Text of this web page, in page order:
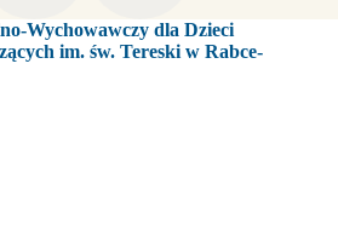
Wychowawczy dla Dzieci
im. św. Tereski w Rabce-